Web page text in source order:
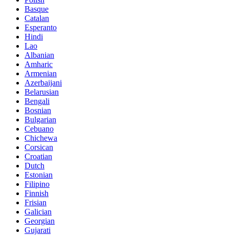
Basque
Catalan
Esperanto
Hindi
Lao
Albanian
Amharic
Armenian
Azerbaijani
Belarusian
Bengali
Bosnian
Bulgarian
Cebuano
Chichewa
Corsican
Croatian
Dutch
Estonian
Filipino
Finnish
Frisian
Galician
Georgian
Gujarati